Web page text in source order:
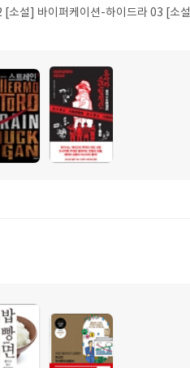
소설] 바이퍼케이션-하이드라 03 [소